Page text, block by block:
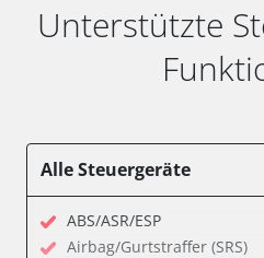
Unterstützte
Alle Steuergeräte
ABS/ASR/ESP
Airbag/Gurtstraffer (SRS)